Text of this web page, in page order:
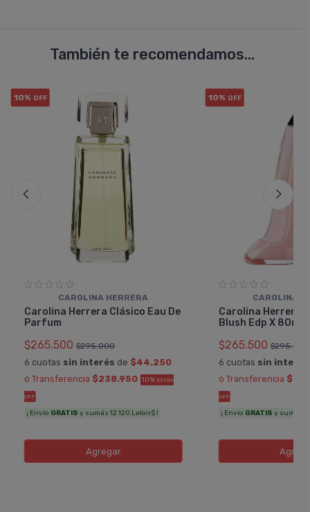
También te recomendamos...
10% OFF
CAROLINA HERRERA
Carolina Herrera Clásico Eau De
Parfum
$265.500 $295.000
6 cuotas sin interés de $44.250
ó Transferencia $238.950 10% EXTRA
OFF
¡ Envío GRATIS y sumás 12.120 Leloir$ !
Agregar
10% OFF
CAROLINA
Carolina Herrera
Blush Edp X 80ml
$265.500 $295.000
6 cuotas sin interés
ó Transferencia
OFF
¡ Envío GRATIS y sumás